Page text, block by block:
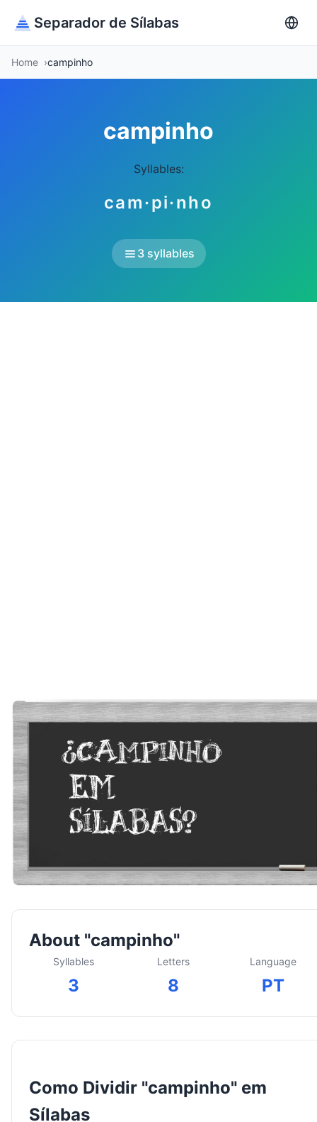
Separador de Sílabas
Home campinho
campinho
Syllables:
cam·pi·nho
3 syllables
About "campinho"
Syllables
3
Letters
8
Language
PT
Como Dividir "campinho" em
Sílabas